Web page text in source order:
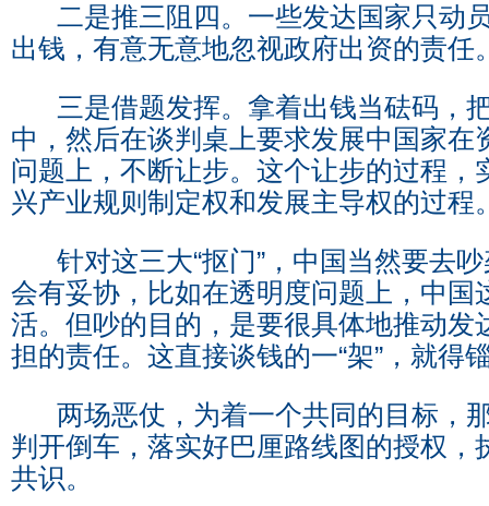
二是推三阻四。一些发达国家只动
出钱，有意无意地忽视政府出资的责任
三是借题发挥。拿着出钱当砝码，
中，然后在谈判桌上要求发展中国家在
问题上，不断让步。这个让步的过程，
兴产业规则制定权和发展主导权的过程
针对这三大“抠门”，中国当然要去吵
会有妥协，比如在透明度问题上，中国
活。但吵的目的，是要很具体地推动发
担的责任。这直接谈钱的一“架”，就得
两场恶仗，为着一个共同的目标，
判开倒车，落实好巴厘路线图的授权，
共识。